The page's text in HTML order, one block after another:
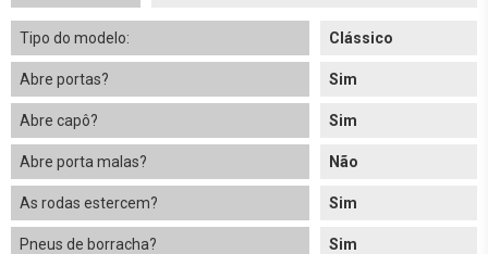
Tipo do modelo: Clássico
Abre portas? Sim
Abre capô? Sim
Abre porta malas? Não
As rodas estercem? Sim
Pneus de borracha? Sim